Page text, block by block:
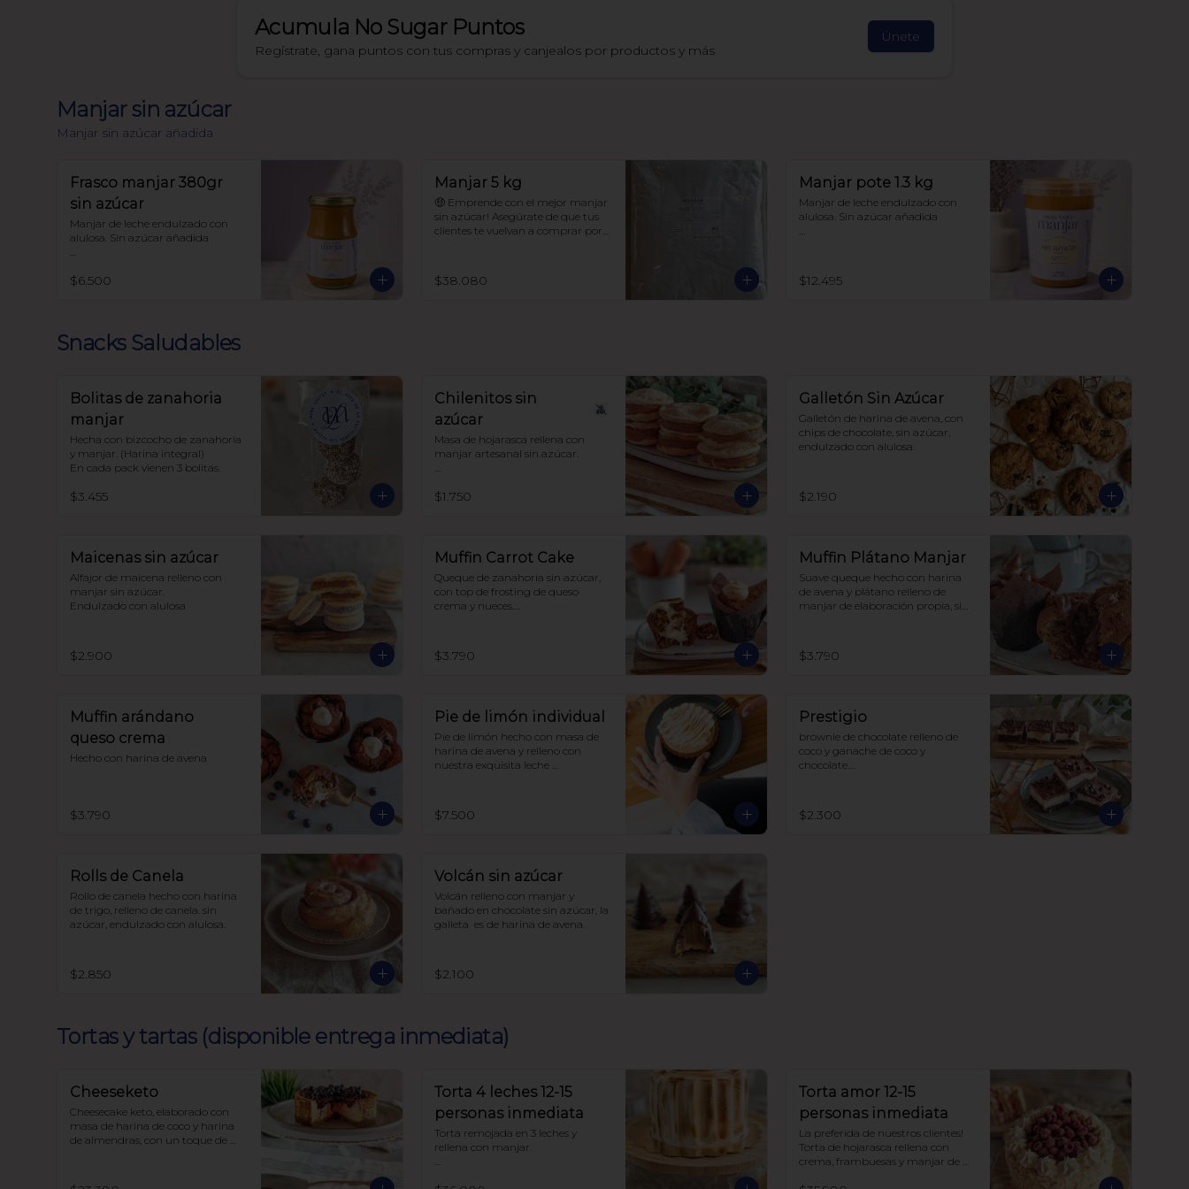
Acumula No Sugar Puntos
Regístrate, gana puntos con tus compras y canjealos por productos y más
Únete
Manjar sin azúcar
Manjar sin azúcar añadida
Frasco manjar 380gr
sin azúcar
Manjar de leche endulzado con
alulosa. Sin azúcar añadida
Sin polioles
Frasco 380 gr
$6.500
Manjar 5 kg
🤑 Emprende con el mejor manjar
sin azúcar! Asegúrate de que tus
clientes te vuelvan a comprar por
$38.080
Manjar pote 1.3 kg
Manjar de leche endulzado con
alulosa. Sin azúcar añadida
99.9% endulzado con alulosa
$12.495
Snacks Saludables
Bolitas de zanahoria
manjar
Hecha con bizcocho de zanahoria
y manjar. (Harina integral)
En cada pack vienen 3 bolitas.
$3.455
Chilenitos sin
azúcar
Masa de hojarasca rellena con
manjar artesanal sin azúcar.
$1.750
Galletón Sin Azúcar
Galletón de harina de avena, con
chips de chocolate, sin azúcar,
endulzado con alulosa.
$2.190
Maicenas sin azúcar
Alfajor de maicena relleno con
manjar sin azúcar.
Endulzado con alulosa
$2.900
Muffin Carrot Cake
Queque de zanahoria sin azúcar,
con top de frosting de queso
crema y nueces.
$3.790
Muffin Plátano Manjar
Suave queque hecho con harina
de avena y plátano relleno de
manjar de elaboración propia, sin
$3.790
Muffin arándano
queso crema
Hecho con harina de avena
$3.790
Pie de limón individual
Pie de limón hecho con masa de
harina de avena y relleno con
nuestra exquisita leche
un suave merengue suizo. Todo
endulzado con alulosa.
$7.500
Prestigio
brownie de chocolate relleno de
coco y ganache de coco y
chocolate.
sin lácteos
sin soya
$2.300
Rolls de Canela
Rollo de canela hecho con harina
de trigo, relleno de canela. sin
azúcar, endulzado con alulosa.
$2.850
Volcán sin azúcar
Volcán relleno con manjar y
bañado en chocolate sin azúcar, la
galleta  es de harina de avena.
$2.100
Tortas y tartas (disponible entrega inmediata)
Cheeseketo
Cheesecake keto, elaborado con
masa de harina de coco y harina
de almendras, con un toque de
sin azúcar, todo endulzado con
Torta 4 leches 12-15
personas inmediata
Torta remojada en 3 leches y
rellena con manjar.
Torta amor 12-15
personas inmediata
La preferida de nuestros clientes!
Torta de hojarasca rellena con
crema, frambuesas y manjar de